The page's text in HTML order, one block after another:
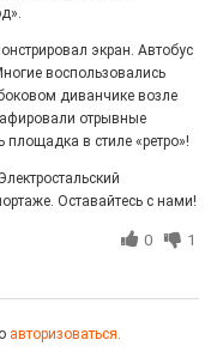
0
экран. Автобус
воспользовались
диванчике возле
отрывные
в стиле «ретро»!
Оставайтесь с нами!
0 1
авторизоваться.